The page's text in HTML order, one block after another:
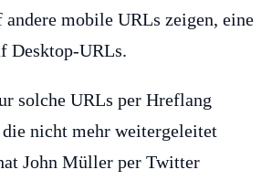
mobile URLs zeigen, eine
Desktop-URLs.
solche URLs per Hreflang
nicht mehr weitergeleitet
John Müller per Twitter